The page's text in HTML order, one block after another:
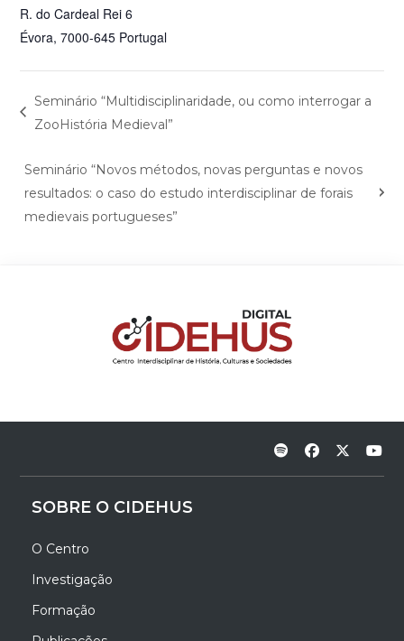
R. do Cardeal Rei 6
Évora, 7000-645 Portugal
Seminário “Multidisciplinaridade, ou como interrogar a
ZooHistória Medieval”
Seminário “Novos métodos, novas perguntas e novos
resultados: o caso do estudo interdisciplinar de forais
medievais portugueses”
SOBRE O CIDEHUS
O Centro
Investigação
Formação